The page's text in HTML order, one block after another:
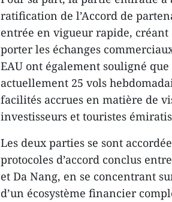
ratification de l’Accord de
entrée en vigueur rapide,
porter les échanges
EAU ont également souligné
actuellement 25 vols
facilités accrues en matière de
investisseurs et touristes
Les deux parties se sont
protocoles d’accord conclus
et Da Nang, en se concentrant
d’un écosystème financier